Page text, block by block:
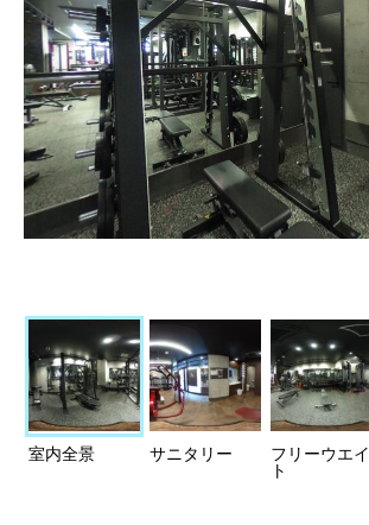
室内全景 サニタリー
フリーウエイ
ト